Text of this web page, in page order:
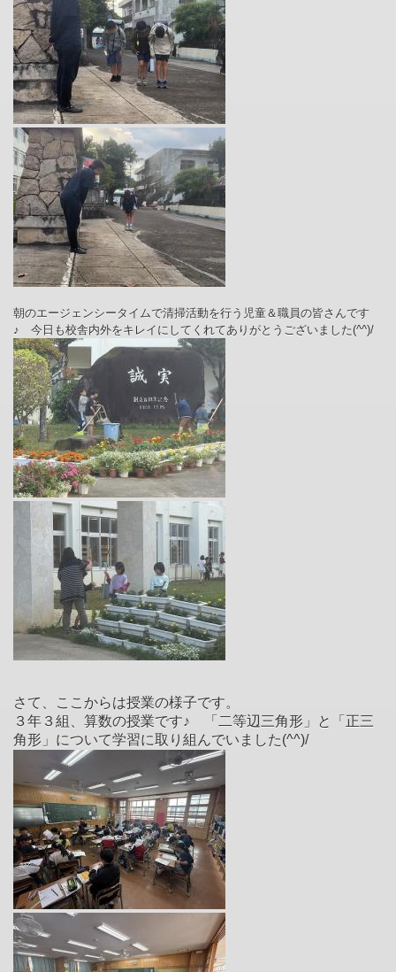
朝のエージェンシータイムで清掃活動を行う児童＆職員の皆さんです
♪ 今日も校舎内外をキレイにしてくれてありがとうございました(^^)/
さて、ここからは授業の様子です。
３年３組、算数の授業です♪ 「二等辺三角形」と「正三
角形」について学習に取り組んでいました(^^)/